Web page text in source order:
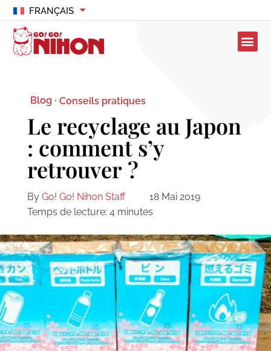
FRANÇAIS
Blog · Conseils pratiques
Le recyclage au Japon
: comment s’y
retrouver ?
By Go! Go! Nihon Staff
18 Mai 2019
Temps de lecture: 4 minutes